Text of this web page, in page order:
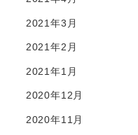
2021年3月
2021年2月
2021年1月
2020年12月
2020年11月